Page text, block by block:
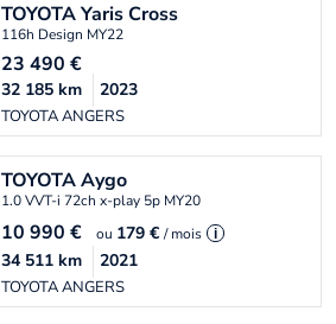
TOYOTAYaris Cross
116h Design MY22
23 490 €
TOYOTA ANGERS
32 185 km 2023
TOYOTAAygo
1.0 VVT-i 72ch x-play 5p MY20
10 990 € ou 179 € / mois i
TOYOTA ANGERS
34 511 km 2021